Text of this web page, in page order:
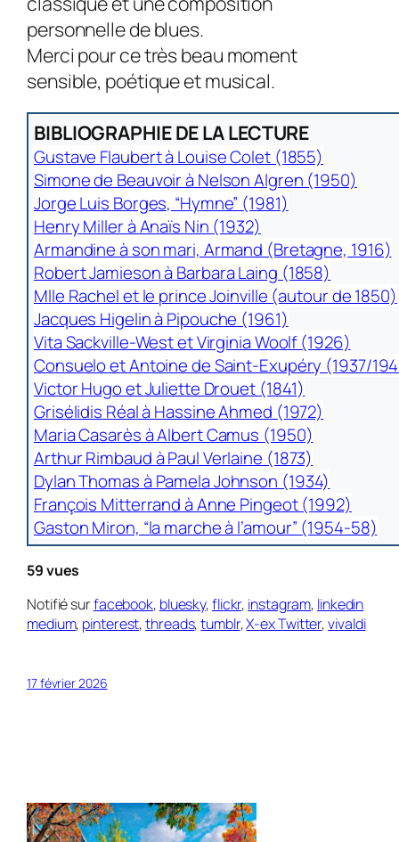
personnelle de blues.
Merci pour ce très beau moment
sensible, poétique et musical.
BIBLIOGRAPHIE DE LA LECTURE
Gustave Flaubert à Louise Colet (1855)
Simone de Beauvoir à Nelson Algren (1950)
Jorge Luis Borges, “Hymne” (1981)
Henry Miller à Anaïs Nin (1932)
Armandine à son mari, Armand (Bretagne, 1916)
Robert Jamieson à Barbara Laing (1858)
Mlle Rachel et le prince Joinville (autour de 1850)
Jacques Higelin à Pipouche (1961)
Vita Sackville-West et Virginia Woolf (1926)
Consuelo et Antoine de Saint-Exupéry (1937/
Victor Hugo et Juliette Drouet (1841)
Grisélidis Réal à Hassine Ahmed (1972)
Maria Casarès à Albert Camus (1950)
Arthur Rimbaud à Paul Verlaine (1873)
Dylan Thomas à Pamela Johnson (1934)
François Mitterrand à Anne Pingeot (1992)
Gaston Miron, “la marche à l’amour” (1954-58)
59 vues
Notifié surfacebook, bluesky,flickr, instagram, linkedin
medium, pinterest,threads,tumblr,X-ex Twitter,vivaldi
17 février 2026